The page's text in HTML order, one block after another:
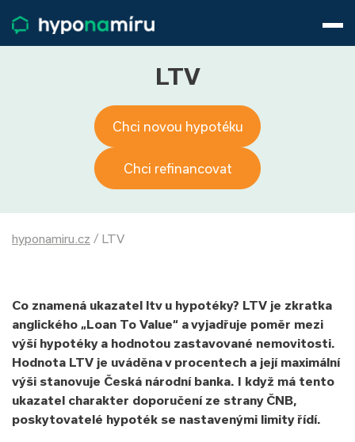
Životní pojištění
Pojištění nemovitosti
O nás
800 688 388
Přihlásit
LTV
Chci novou hypotéku
Chci refinancovat
hyponamiru.cz / LTV
Co znamená ukazatel ltv u hypotéky? LTV je zkratka
anglického „Loan To Value“ a vyjadřuje poměr mezi
výší hypotéky a hodnotou zastavované nemovitosti.
Hodnota LTV je uváděna v procentech a její maximální
výši stanovuje Česká národní banka. I když má tento
ukazatel charakter doporučení ze strany ČNB,
poskytovatelé hypoték se nastavenými limity řídí.